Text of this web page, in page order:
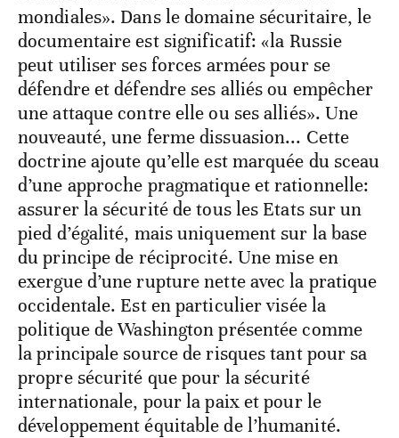
mondiales». Dans le domaine sécuritaire, le
documentaire est significatif: «la Russie
peut utiliser ses forces armées pour se
défendre et défendre ses alliés ou empêcher
une attaque contre elle ou ses alliés». Une
nouveauté, une ferme dissuasion... Cette
doctrine ajoute qu’elle est marquée du sceau
d’une approche pragmatique et rationnelle:
assurer la sécurité de tous les Etats sur un
pied d’égalité, mais uniquement sur la base
du principe de réciprocité. Une mise en
exergue d’une rupture nette avec la pratique
occidentale. Est en particulier visée la
politique de Washington présentée comme
la principale source de risques tant pour sa
propre sécurité que pour la sécurité
internationale, pour la paix et pour le
développement équitable de l’humanité.